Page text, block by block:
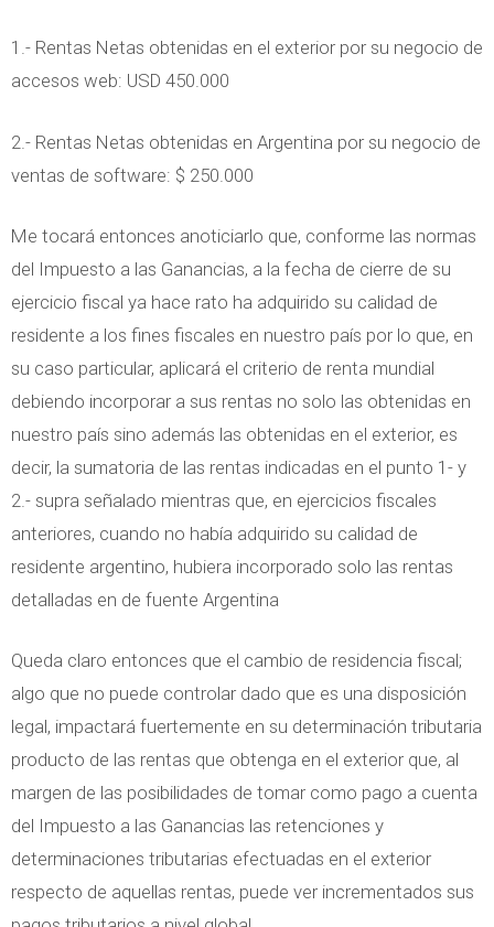
1.- Rentas Netas obtenidas en el exterior por su negocio de
accesos web: USD 450.000
2.- Rentas Netas obtenidas en Argentina por su negocio de
ventas de software: $ 250.000
Me tocará entonces anoticiarlo que, conforme las normas
del Impuesto a las Ganancias, a la fecha de cierre de su
ejercicio fiscal ya hace rato ha adquirido su calidad de
residente a los fines fiscales en nuestro país por lo que, en
su caso particular, aplicará el criterio de renta mundial
debiendo incorporar a sus rentas no solo las obtenidas en
nuestro país sino además las obtenidas en el exterior, es
decir, la sumatoria de las rentas indicadas en el punto 1- y
2.- supra señalado mientras que, en ejercicios fiscales
anteriores, cuando no había adquirido su calidad de
residente argentino, hubiera incorporado solo las rentas
detalladas en de fuente Argentina
Queda claro entonces que el cambio de residencia fiscal;
algo que no puede controlar dado que es una disposición
legal, impactará fuertemente en su determinación tributaria
producto de las rentas que obtenga en el exterior que, al
margen de las posibilidades de tomar como pago a cuenta
del Impuesto a las Ganancias las retenciones y
determinaciones tributarias efectuadas en el exterior
respecto de aquellas rentas, puede ver incrementados sus